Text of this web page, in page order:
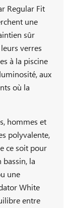
Regular Fit
une
sûr
verres
à la piscine
aux
où la
hommes et
polyvalente,
ce soit pour
la
une
White
entre